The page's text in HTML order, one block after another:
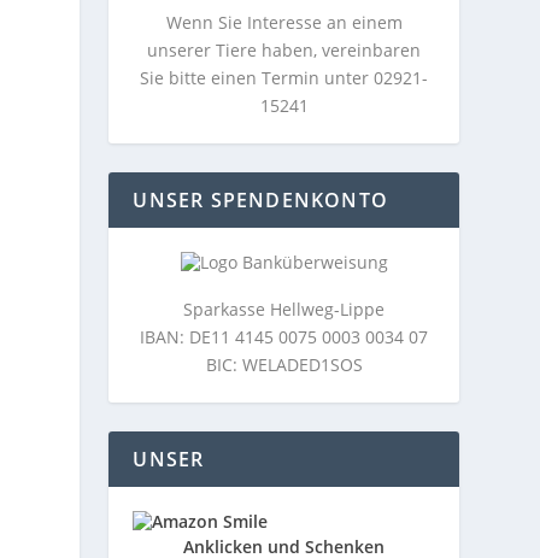
Wenn Sie Interesse an einem
unserer Tiere haben, vereinbaren
Sie bitte einen Termin unter 02921-
15241
UNSER SPENDENKONTO
Sparkasse Hellweg-Lippe
IBAN: DE11 4145 0075 0003 0034 07
BIC: WELADED1SOS
UNSER
Anklicken und Schenken